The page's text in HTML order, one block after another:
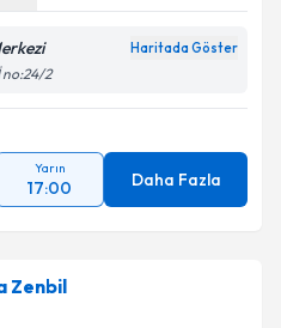
Haritada Göster
no:24/2
Yarın
17:00 Daha Fazla
Zenbil